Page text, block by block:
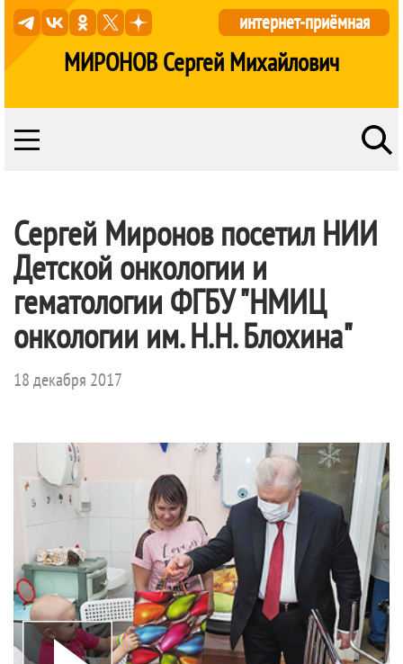
МИРОНОВ Сергей Михайлович
интернет-приёмная
Сергей Миронов посетил НИИ
Детской онкологии и
гематологии ФГБУ "НМИЦ
онкологии им. Н.Н. Блохина"
18 декабря 2017